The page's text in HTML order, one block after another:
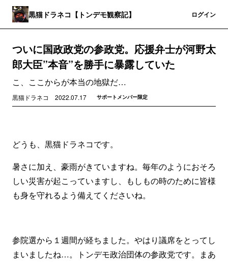
黒猫ドラネコ【トンデモ観察記】 ログイン
ついに国政政党の参政党。応援弁士が河野太
郎大臣”本音”を勝手に暴露していた
こ、ここからが本当の地獄だ…
黒猫ドラネコ 2022.07.17 サポートメンバー限定
どうも、黒猫ドラネコです。
暑さに加え、豪雨がきていますね。毎年のようにおそろ
しい災害が起こっていますし、もしもの時のために皆様
も身を守れるよう備えてくださいね。
参院選から１週間が経ちました。やはり議席をとってし
まいましたね…。トンデモ政治団体の参政党です。まあ